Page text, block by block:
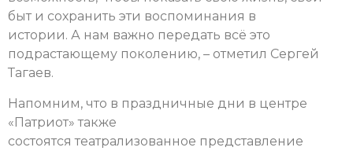
быт и сохранить эти воспоминания в
истории. А нам важно передать всё это
подрастающему поколению, – отметил Сергей
Тагаев.
Напомним, что в праздничные дни в центре
«Патриот» также
состоятся театрализованное представление